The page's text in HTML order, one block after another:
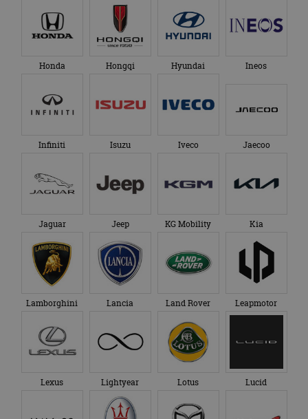
Honda Hongqi Hyundai Ineos
Infiniti Isuzu Iveco Jaecoo
Jaguar Jeep KG Mobility Kia
Lamborghini Lancia Land Rover Leapmotor
Lexus Lightyear Lotus Lucid